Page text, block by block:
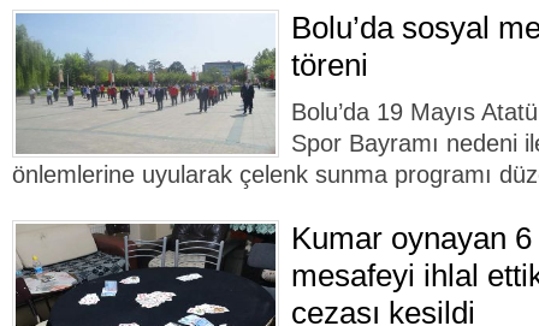
Bolu’da sosyal
töreni
Bolu’da 19 Mayıs
Spor Bayramı nedeni
önlemlerine uyularak çelenk sunma programı
Kumar oynayan
mesafeyi ihlal
cezası kesildi